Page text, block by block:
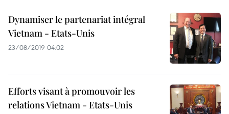
Dynamiser le partenariat intégral
Vietnam - Etats-Unis
23/08/2019 04:02
Efforts visant à promouvoir les
relations Vietnam - Etats-Unis